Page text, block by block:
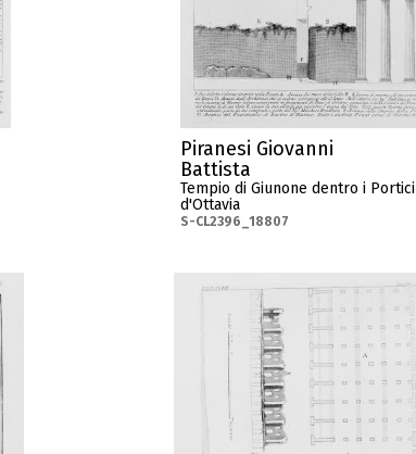
Piranesi Giovanni
Battista
Tempio di Giunone dentro i Portici
d'Ottavia
S-CL2396_18807